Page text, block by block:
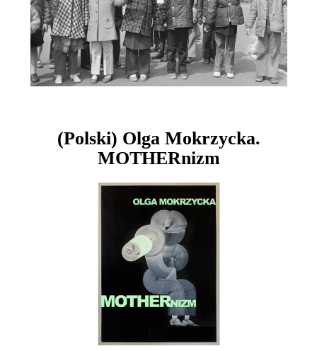
(Polski) Olga Mokrzycka.
MOTHERnizm